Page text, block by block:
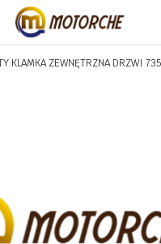
KLAMKA ZEWNĘTRZNA DRZWI